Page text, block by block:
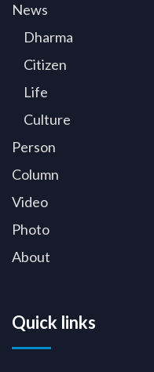
News
Dharma
Citizen
Life
Culture
Person
Column
Video
Photo
About
Quick links